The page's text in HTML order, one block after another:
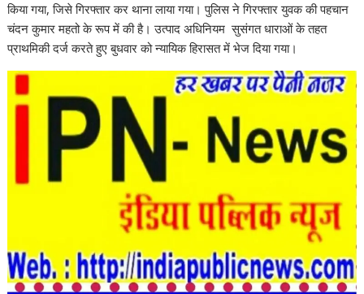
किया गया, जिसे गिरफ्तार कर थाना लाया गया। पुलिस ने गिरफ्तार युवक की पहचान
चंदन कुमार महतो के रूप में की है। उत्पाद अधिनियम सुसंगत धाराओं के तहत
प्राथमिकी दर्ज करते हुए बुधवार को न्यायिक हिरासत में भेज दिया गया।